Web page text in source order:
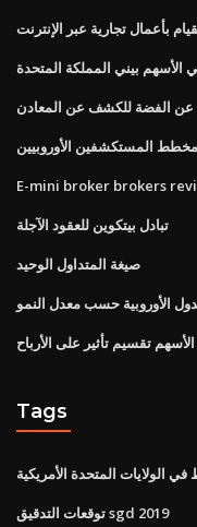
بأعمال تجارية عبر الإنترنت
الأسهم بيني المملكة المتحدة
عن الفضة للكشف عن المعادن
مخطط المستكشفين الأوروبيين
E-mini broker brokers
تبادل بيتكوين للعقود الآجلة
صيغة المتداول الوحيد
الأوروبية حسب معدل النمو
الأسهم تقسيم تأثير على الأرباح
Tags
الولايات المتحدة الأمريكية
توقعات التدقيق sgd 2019